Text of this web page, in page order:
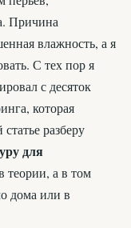
Причина
влажность, а я
С тех пор я
с десяток
которая
разберу
для
а в том
дома или в